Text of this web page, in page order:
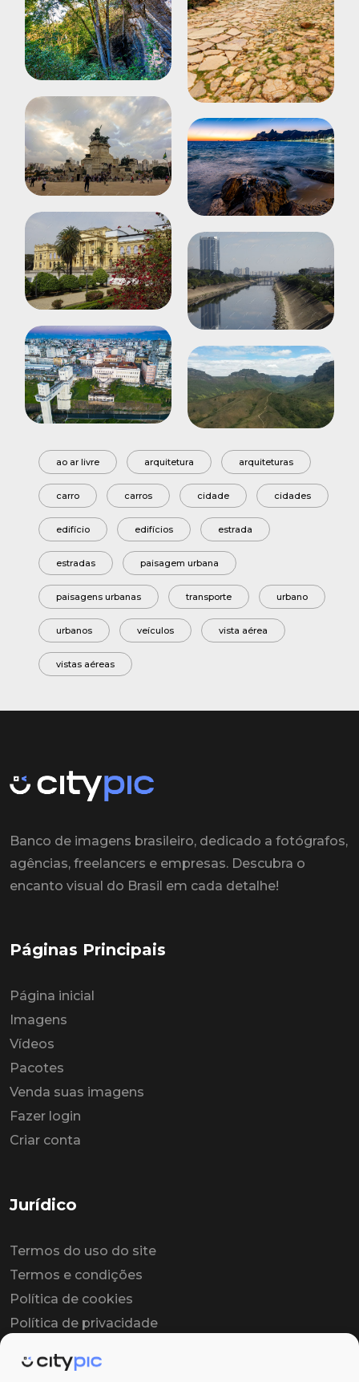
ao ar livre arquitetura arquiteturas
carro carros cidade cidades
edifício edifícios estrada
estradas paisagem urbana
paisagens urbanas transporte urbano
urbanos veículos vista aérea
vistas aéreas
Banco de imagens brasileiro, dedicado a fotógrafos,
agências, freelancers e empresas. Descubra o
encanto visual do Brasil em cada detalhe!
Páginas Principais
Página inicial
Imagens
Vídeos
Pacotes
Venda suas imagens
Fazer login
Criar conta
Jurídico
Termos do uso do site
Termos e condições
Política de cookies
Política de privacidade
Contrato de licença